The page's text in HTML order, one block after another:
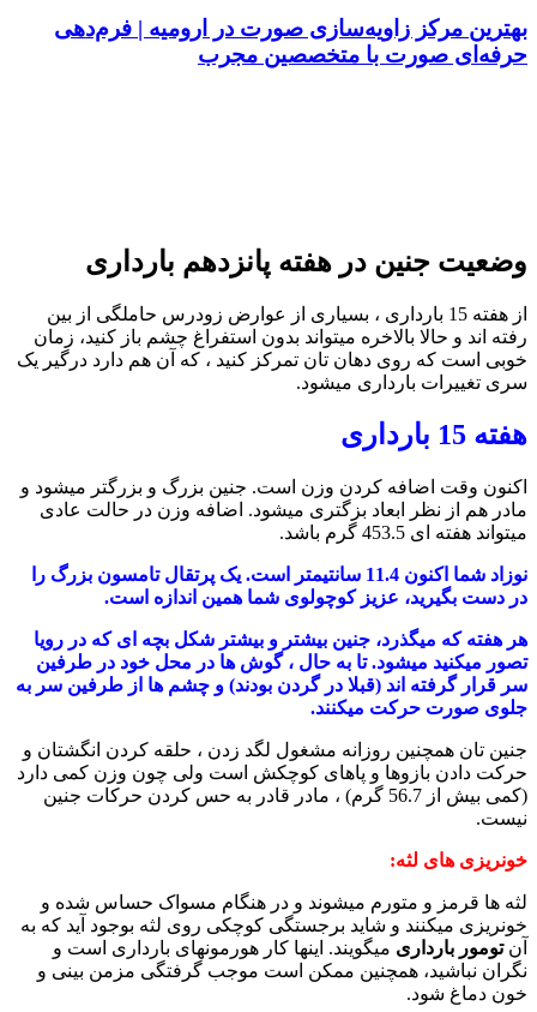
بهترین مرکز زاویه‌سازی صورت در ارومیه | فرم‌دهی
حرفه‌ای صورت با متخصصین مجرب
وضعیت جنین در هفته پانزدهم بارداری
از هفته 15 بارداری ، بسیاری از عوارض زودرس حاملگی از بین
رفته اند و حالا بالاخره میتواند بدون استفراغ چشم باز کنید، زمان
خوبی است که روی دهان تان تمرکز کنید ، که آن هم دارد درگیر یک
سری تغییرات بارداری میشود.
هفته 15 بارداری
اکنون وقت اضافه کردن وزن است. جنین بزرگ و بزرگتر میشود و
مادر هم از نظر ابعاد بزگتری میشود. اضافه وزن در حالت عادی
میتواند هفته ای 453.5 گرم باشد.
نوزاد شما اکنون 11.4 سانتیمتر است. یک پرتقال تامسون بزرگ را
در دست بگیرید، عزیز کوچولوی شما همین اندازه است.
هر هفته که میگذرد، جنین بیشتر و بیشتر شکل بچه ای که در رویا
تصور میکنید میشود. تا به حال ، گوش ها در محل خود در طرفین
سر قرار گرفته اند (قبلا در گردن بودند) و چشم ها از طرفین سر به
جلوی صورت حرکت میکنند.
جنین تان همچنین روزانه مشغول لگد زدن ، حلقه کردن انگشتان و
حرکت دادن بازوها و پاهای کوچکش است ولی چون وزن کمی دارد
(کمی بیش از 56.7 گرم) ، مادر قادر به حس کردن حرکات جنین
نیست.
خونریزی های لثه:
لثه ها قرمز و متورم میشوند و در هنگام مسواک حساس شده و
خونریزی میکنند و شاید برجستگی کوچکی روی لثه بوجود آید که به
آنتومور بارداری میگویند. اینها کار هورمونهای بارداری است و
نگران نباشید، همچنین ممکن است موجب گرفتگی مزمن بینی و
خون دماغ شود.